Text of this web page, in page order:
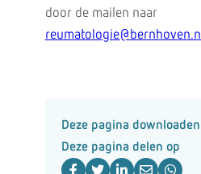
door de mailen naar
reumatologie@bernhoven.nl
Deze pagina downloaden
Deze pagina delen op